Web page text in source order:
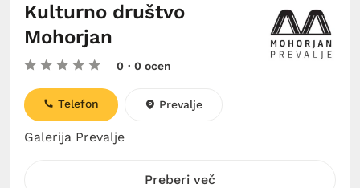
Kulturno društvo
Mohorjan
0 · 0 ocen
Galerija Prevalje
Telefon Prevalje
Preberi več